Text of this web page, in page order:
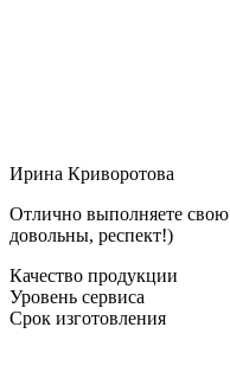
Ирина Криворотова
Отлично выполняете свою
довольны, респект!)
Качество продукции
Уровень сервиса
Срок изготовления